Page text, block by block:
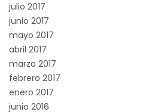
julio 2017
junio 2017
mayo 2017
abril 2017
marzo 2017
febrero 2017
enero 2017
junio 2016